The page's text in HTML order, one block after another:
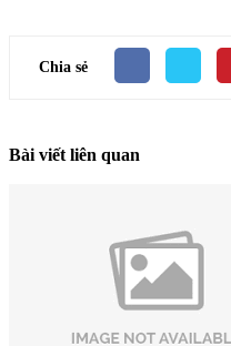
Chia sẻ
Bài viết liên quan